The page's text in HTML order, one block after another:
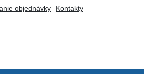
objednávky Kontakty